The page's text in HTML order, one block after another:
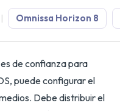
Omnissa Horizon 8
de confianza para
puede configurar el
Debe distribuir el